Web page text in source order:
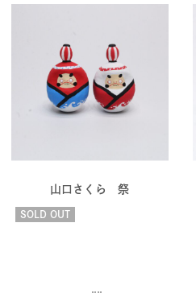
山口さくら 祭
SOLD OUT